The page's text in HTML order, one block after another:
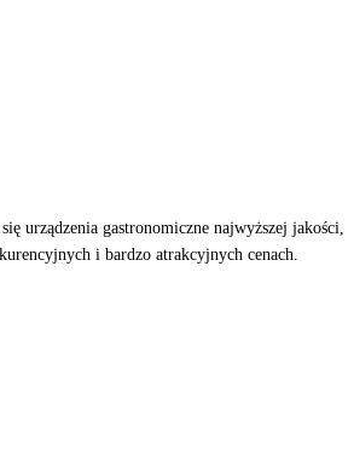
urządzenia gastronomiczne najwyższej jakości,
i bardzo atrakcyjnych cenach.